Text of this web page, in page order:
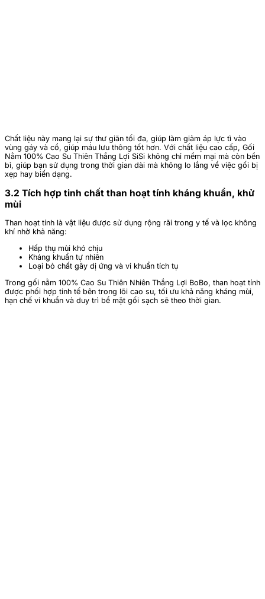
Chất liệu này mang lại sự thư giãn tối đa, giúp làm giảm áp lực tì vào
vùng gáy và cổ, giúp máu lưu thông tốt hơn. Với chất liệu cao cấp, Gối
Nằm 100% Cao Su Thiên Thắng Lợi SiSi không chỉ mềm mại mà còn bền
bỉ, giúp bạn sử dụng trong thời gian dài mà không lo lắng về việc gối bị
xẹp hay biến dạng.
3.2 Tích hợp tinh chất than hoạt tính kháng khuẩn, khử
mùi
Than hoạt tính là vật liệu được sử dụng rộng rãi trong y tế và lọc không
khí nhờ khả năng:
Hấp thụ mùi khó chịu
Kháng khuẩn tự nhiên
Loại bỏ chất gây dị ứng và vi khuẩn tích tụ
Trong gối nằm 100% Cao Su Thiên Nhiên Thắng Lợi BoBo, than hoạt tính
được phối hợp tinh tế bên trong lõi cao su, tối ưu khả năng kháng mùi,
hạn chế vi khuẩn và duy trì bề mặt gối sạch sẽ theo thời gian.